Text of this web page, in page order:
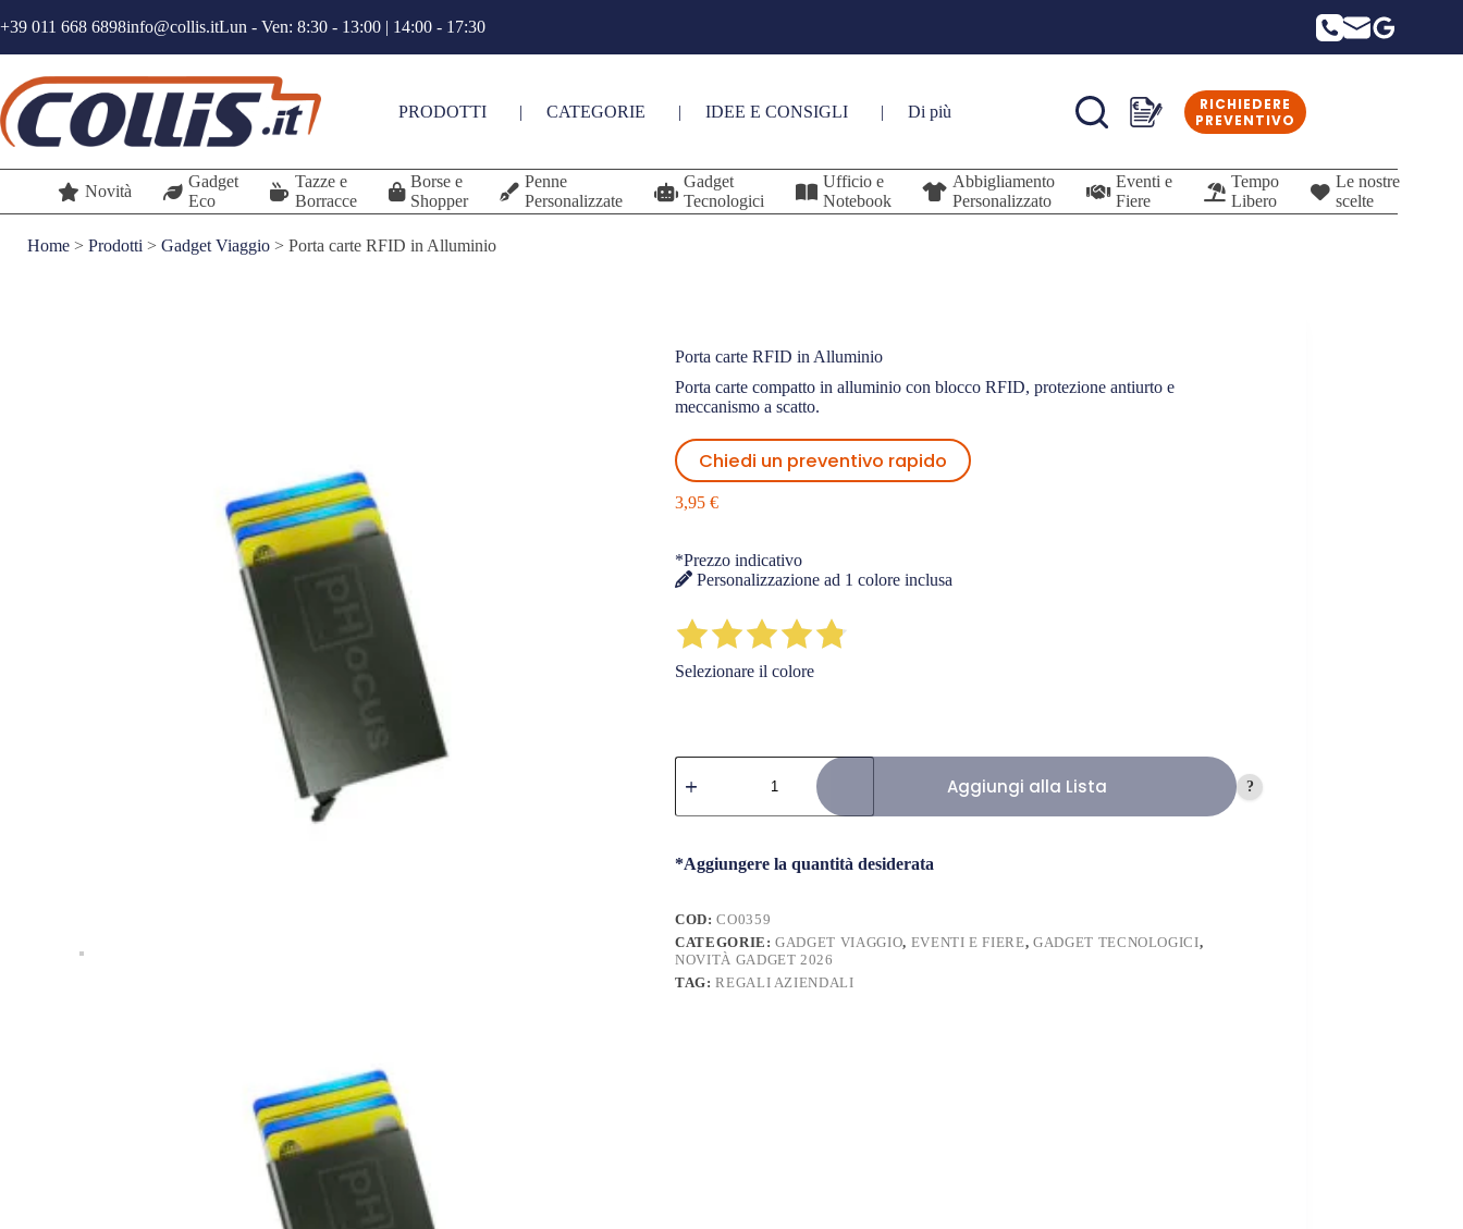
al
+39 011 668 6898info@collis.itLun - Ven: 8:30 - 13:00 | 14:00 - 17:30
PRODOTTI CATEGORIE IDEE E CONSIGLI Di più Carrello
RICHIEDERE
PREVENTIVO
Novità
Gadget
Eco
Tazze e
Borracce
Borse e
Shopper
Penne
Personalizzate
Gadget
Tecnologici
Ufficio e
Notebook
Abbigliamento
Personalizzato
Eventi e
Fiere
Tempo
Libero
Le nostre
scelte
Home > Prodotti > Gadget Viaggio > Porta carte RFID in Alluminio
Porta carte RFID in Alluminio
Porta carte compatto in alluminio con blocco RFID, protezione antiurto e
meccanismo a scatto.
Chiedi un preventivo rapido
3,95 €
*Prezzo indicativo
Personalizzazione ad 1 colore inclusa
Selezionare il colore
Porta
carte
in
quantità
Aggiungi alla Lista ?
*Aggiungere la quantità desiderata
COD:CO0359
CATEGORIE:GADGET VIAGGIO, EVENTI E FIERE, GADGET TECNOLOGICI,
NOVITÀ GADGET 2026
TAG:REGALI AZIENDALI